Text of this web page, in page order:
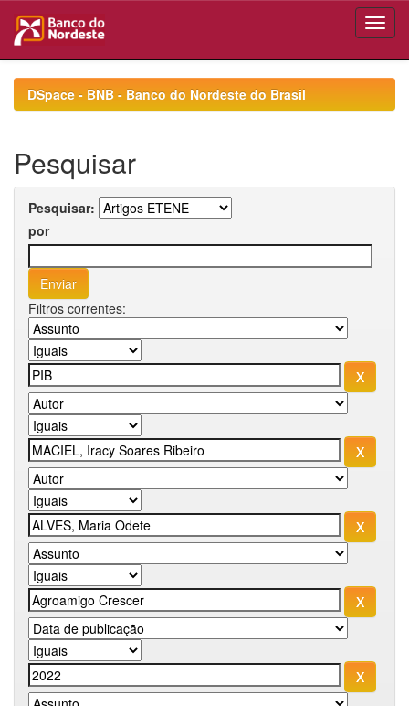
navigationDSpace - BNB - Banco do Nordeste do Brasil
Pesquisar
Pesquisar:
por
Filtros correntes: